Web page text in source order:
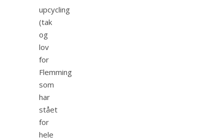
upcycling
(tak
og
lov
for
Flemming
som
har
stået
for
hele